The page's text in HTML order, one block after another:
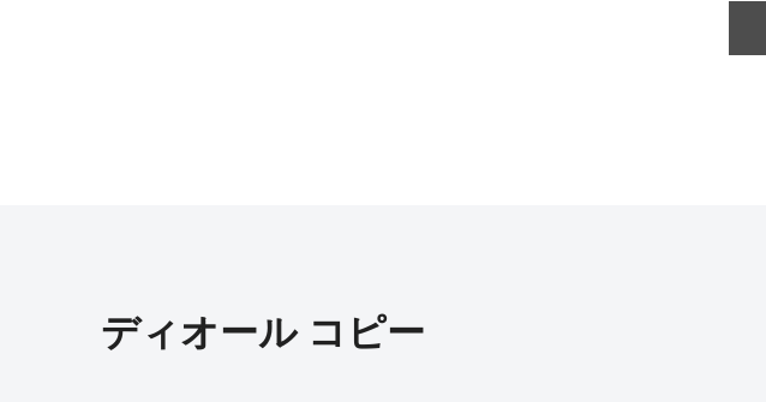
ディオール コピー